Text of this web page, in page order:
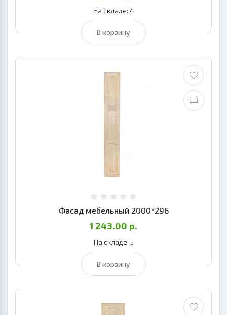
На складе: 4
В корзину
Фасад мебельный 2000*296
1 243.00 р.
На складе: 5
В корзину